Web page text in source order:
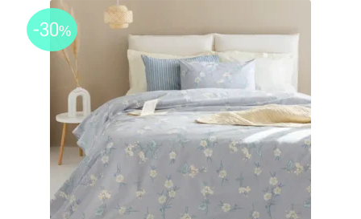
Αγαπημένα
Αποστολές
Επικοινωνία
Επιστροφές
Η εταιρεία μας
-30%